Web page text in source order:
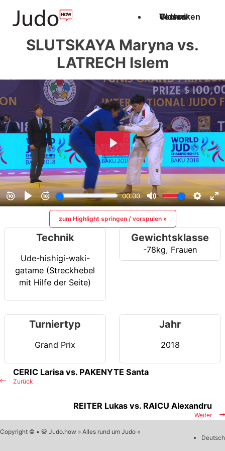
Techniken
Videos
Glossar
SLUTSKAYA Maryna vs.
LATRECH Islem
zum Highlight springen / vorspulen »
Technik
Ude-hishigi-waki-
gatame (Streckhebel
mit Hilfe der Seite)
Gewichtsklasse
-78kg, Frauen
Turniertyp
Grand Prix
Jahr
2018
Zurück
CERIC Larisa vs. PAKENYTE Santa
Weiter
REITER Lukas vs. RAICU Alexandru
Copyright © • 🥋 Judo.how » Alles rund um Judo «
Deutsch